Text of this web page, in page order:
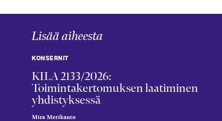
Lisää aiheesta
KONSERNIT
KILA 2133/2026:
Toimintakertomuksen laatiminen
yhdistyksessä
Mira Merikanto